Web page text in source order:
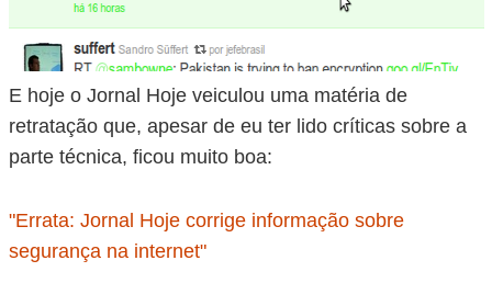
E hoje o Jornal Hoje veiculou uma matéria de
retratação que, apesar de eu ter lido críticas sobre a
parte técnica, ficou muito boa:
"Errata: Jornal Hoje corrige informação sobre
segurança na internet"